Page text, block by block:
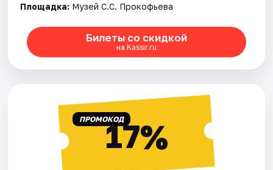
Площадка: Музей С.С. Прокофьева
Билеты со скидкой
на Kassir.ru
ПРОМОКОД17%